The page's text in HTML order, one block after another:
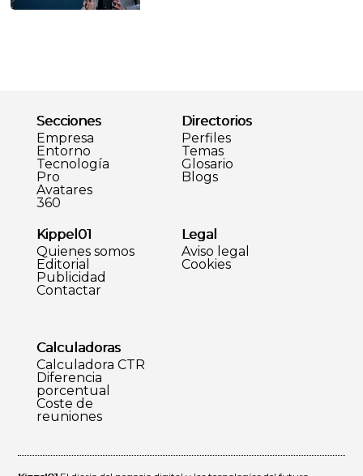
Secciones
Empresa
Entorno
Tecnología
Pro
Avatares
360
Directorios
Perfiles
Temas
Glosario
Blogs
Kippel01
Quienes somos
Editorial
Publicidad
Contactar
Legal
Aviso legal
Cookies
Calculadoras
Calculadora CTR
Diferencia
porcentual
Coste de
reuniones